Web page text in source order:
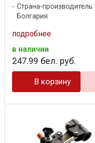
Страна-производитель:
Болгария
подробнее
в наличии
247.99 бел. руб.
В корзину